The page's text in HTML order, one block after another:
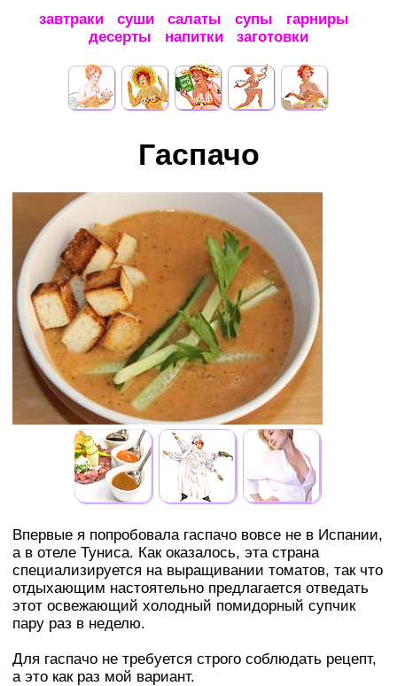
завтраки суши салаты супы
гарниры
десерты
напитки заготовки
Гаспачо
Впервые я попробовала гаспачо вовсе не в Испании,
а в отеле Туниса. Как оказалось, эта страна
специализируется на выращивании томатов, так что
отдыхающим настоятельно предлагается отведать
этот освежающий холодный помидорный супчик
пару раз в неделю.
Для гаспачо не требуется строго соблюдать рецепт,
а это как раз мой вариант.